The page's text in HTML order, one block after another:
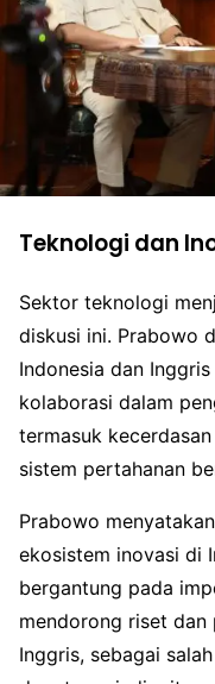
Teknologi dan
Sektor teknologi
diskusi ini. Prabowo
Indonesia dan
kolaborasi dalam
termasuk
sistem pertahanan
Prabowo
ekosistem inovasi di
bergantung pada
mendorong riset dan
Inggris, sebagai